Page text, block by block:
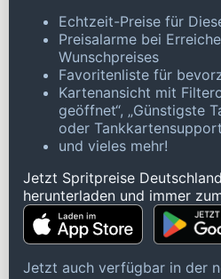
Echtzeit-Preise für
Preisalarme bei
Wunschpreises
Favoritenliste für
Kartenansicht mit
geöffnet“, „Günstigste
oder Tankkartensupport
und vieles mehr!
Jetzt Spritpreise
herunterladen und immer
Jetzt auch verfügbar in der